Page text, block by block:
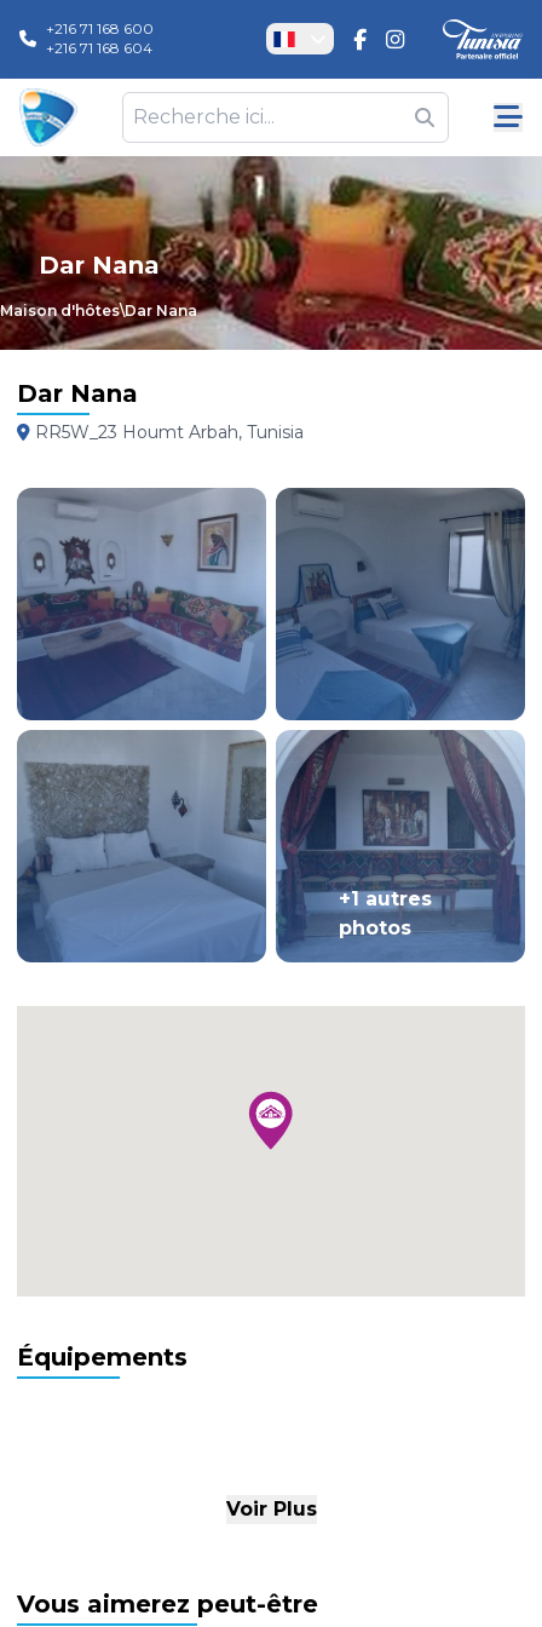
+216 71 168 600
+216 71 168 604
Dar Nana
Maison d'hôtes\Dar Nana
Dar Nana
RR5W_23 Houmt Arbah, Tunisia
+1 autres
photos
Équipements
Voir Plus
Vous aimerez peut-être